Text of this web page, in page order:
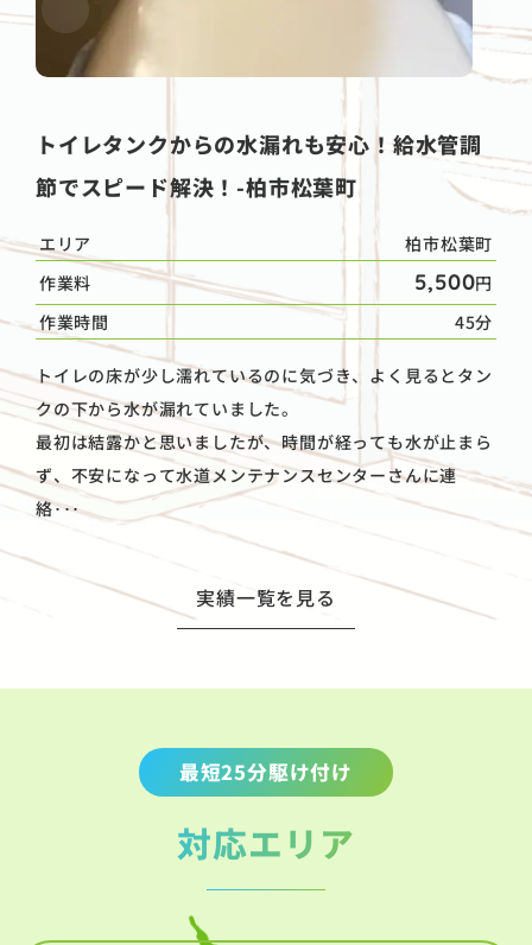
トイレタンクからの水漏れも安心！給水管調
節でスピード解決！-柏市松葉町
エリア
柏市松葉町
作業料
5,500円
作業時間
45分
トイレの床が少し濡れているのに気づき、よく見るとタン
クの下から水が漏れていました。
最初は結露かと思いましたが、時間が経っても水が止まら
ず、不安になって水道メンテナンスセンターさんに連
絡･･･
実績一覧を見る
最短25分駆け付け
対応エリア